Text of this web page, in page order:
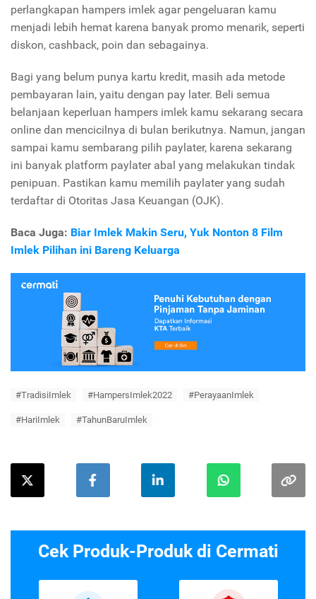
perlangkapan hampers imlek agar pengeluaran kamu
menjadi lebih hemat karena banyak promo menarik, seperti
diskon, cashback, poin dan sebagainya.
Bagi yang belum punya kartu kredit, masih ada metode
pembayaran lain, yaitu dengan pay later. Beli semua
belanjaan keperluan hampers imlek kamu sekarang secara
online dan mencicilnya di bulan berikutnya. Namun, jangan
sampai kamu sembarang pilih paylater, karena sekarang
ini banyak platform paylater abal yang melakukan tindak
penipuan. Pastikan kamu memilih paylater yang sudah
terdaftar di Otoritas Jasa Keuangan (OJK).
Baca Juga: Biar Imlek Makin Seru, Yuk Nonton 8 Film
Imlek Pilihan ini Bareng Keluarga
#TradisiImlek #HampersImlek2022 #PerayaanImlek
#HariImlek #TahunBaruImlek
Cek Produk-Produk di Cermati